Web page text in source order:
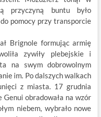
przyczyną buntu było
pomocy przy transporcie
Brignole formując armię
zywiły plebejskie i
na swym dobrowolnym
im. Po dalszych walkach
z miasta. 17 grudnia
Genui obradowała na wzór
niebem, wybrało nowe